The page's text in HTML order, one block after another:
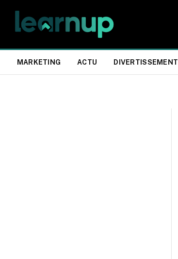
MARKETING ACTU DIVERTISSEMENT